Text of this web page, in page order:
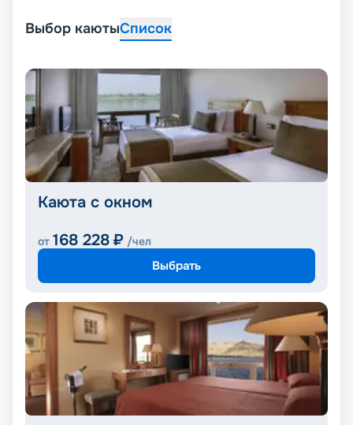
Выбор каютыСписок
Каюта с окном
от 168 228 ₽ /чел
Выбрать